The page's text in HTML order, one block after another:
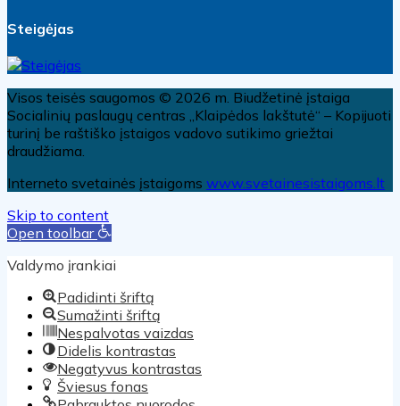
Steigėjas
Visos teisės saugomos © 2026 m. Biudžetinė įstaiga
Socialinių paslaugų centras „Klaipėdos lakštutė“ – Kopijuoti
turinį be raštiško įstaigos vadovo sutikimo griežtai
draudžiama.
Interneto svetainės įstaigoms www.svetainesistaigoms.lt
Skip to content
Open toolbar
Valdymo įrankiai
Padidinti šriftą
Sumažinti šriftą
Nespalvotas vaizdas
Didelis kontrastas
Negatyvus kontrastas
Šviesus fonas